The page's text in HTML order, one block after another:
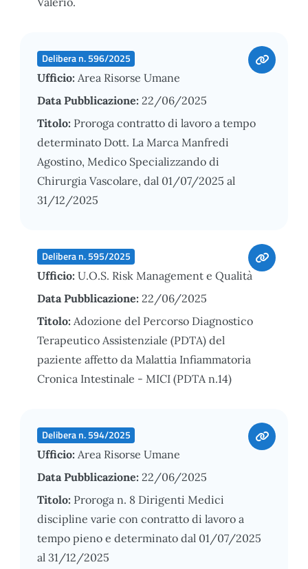
Delibera n. 596/2025
Ufficio: Area Risorse Umane
Data Pubblicazione: 22/06/2025
Titolo: Proroga contratto di lavoro a tempo
determinato Dott. La Marca Manfredi
Agostino, Medico Specializzando di
Chirurgia Vascolare, dal 01/07/2025 al
31/12/2025
Delibera n. 595/2025
Ufficio: U.O.S. Risk Management e Qualità
Data Pubblicazione: 22/06/2025
Titolo: Adozione del Percorso Diagnostico
Terapeutico Assistenziale (PDTA) del
paziente affetto da Malattia Infiammatoria
Cronica Intestinale - MICI (PDTA n.14)
Delibera n. 594/2025
Ufficio: Area Risorse Umane
Data Pubblicazione: 22/06/2025
Titolo: Proroga n. 8 Dirigenti Medici
discipline varie con contratto di lavoro a
tempo pieno e determinato dal 01/07/2025
al 31/12/2025